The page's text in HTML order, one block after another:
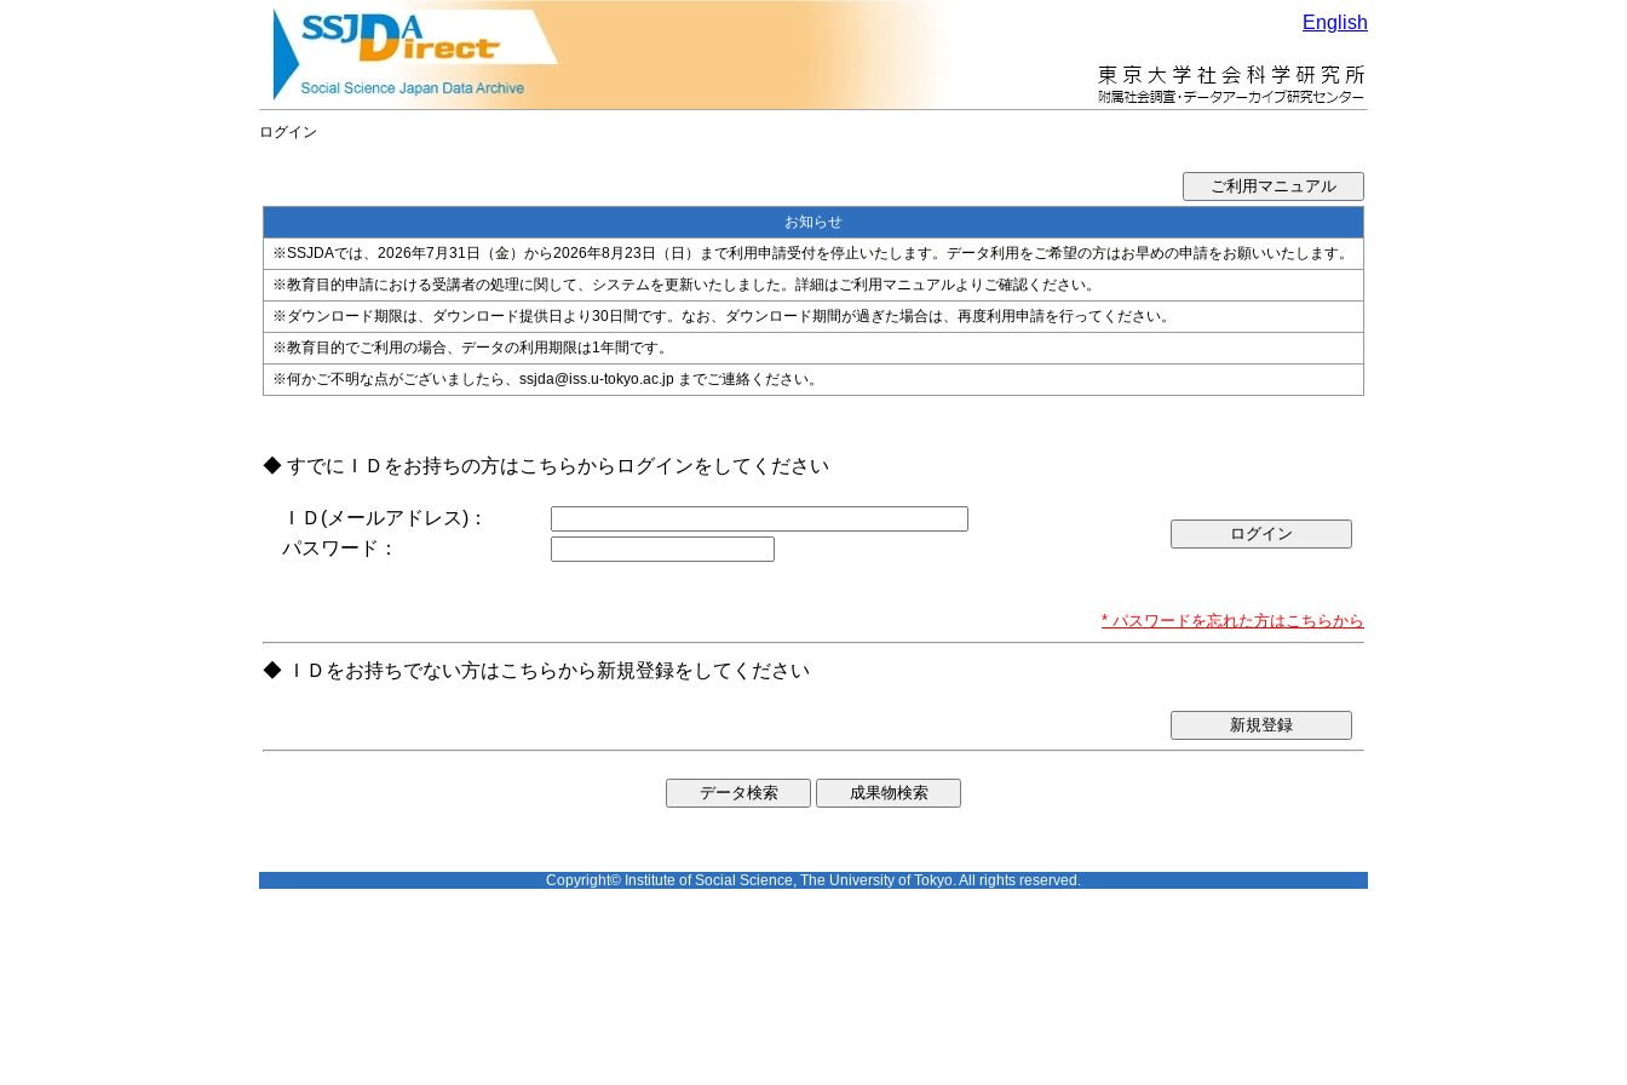
English
ログイン
お知らせ
※SSJDAでは、2026年7月31日（金）から2026年8月23日（日）まで利用申請受付を停止いたします。データ利用をご希望の方はお早めの申請をお願いいたします。
※教育目的申請における受講者の処理に関して、システムを更新いたしました。詳細はご利用マニュアルよりご確認ください。
※ダウンロード期限は、ダウンロード提供日より30日間です。なお、ダウンロード期間が過ぎた場合は、再度利用申請を行ってください。
※教育目的でご利用の場合、データの利用期限は1年間です。
※何かご不明な点がございましたら、ssjda@iss.u-tokyo.ac.jp までご連絡ください。
◆ すでにＩＤをお持ちの方はこちらからログインをしてください
ＩＤ(メールアドレス)：
パスワード：
* パスワードを忘れた方はこちらから
◆ ＩＤをお持ちでない方はこちらから新規登録をしてください
新規登録
Copyright© Institute of Social Science, The University of Tokyo. All rights reserved.